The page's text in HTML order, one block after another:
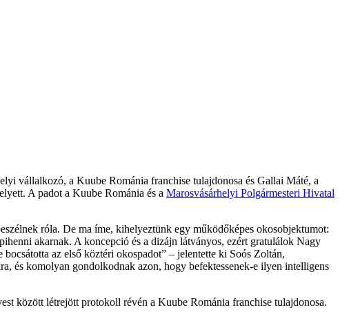
vállalkozó, a Kuube Románia franchise tulajdonosa és Gallai Máté, a
A padot a Kuube Románia és a Marosvásárhelyi Polgármesteri Hivatal
róla. De ma íme, kihelyeztünk egy működőképes okosobjektumot:
akarnak. A koncepció és a dizájn látványos, ezért gratulálok Nagy
az első köztéri okospadot” – jelentette ki Soós Zoltán,
és komolyan gondolkodnak azon, hogy befektessenek-e ilyen intelligens
között létrejött protokoll révén a Kuube Románia franchise tulajdonosa.